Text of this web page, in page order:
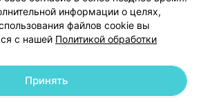
УНП 191700409 | 220012, Республика Беларусь,
информации о целях,
файлов cookie вы
с нашей Политикой обработки
Принять